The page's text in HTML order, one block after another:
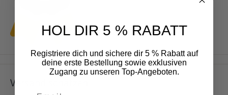
Versand schätzen
HOL DIR 5 % RABATT
Registriere dich und sichere dir 5 % Rabatt auf
deine erste Bestellung sowie exklusiven
Zugang zu unseren Top-Angeboten.